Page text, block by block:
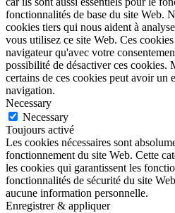
fonctionnalités de base du site Web.
cookies tiers qui nous aident à
vous utilisez ce site Web. Ces
navigateur qu'avec votre
possibilité de désactiver ces cookies.
certains de ces cookies peut avoir un
navigation.
Necessary
Necessary
Toujours activé
Les cookies nécessaires sont
fonctionnement du site Web. Cette
les cookies qui garantissent les
fonctionnalités de sécurité du site
aucune information personnelle.
Enregistrer & appliquer